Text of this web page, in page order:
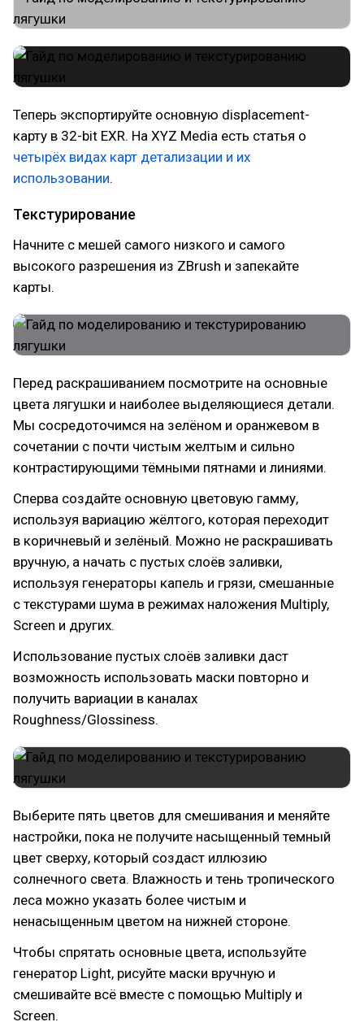
Теперь экспортируйте основную displacement-
карту в 32-bit EXR. На XYZ Media есть статья о
четырёх видах карт детализации и их
использовании.
Текстурирование
Начните с мешей самого низкого и самого
высокого разрешения из ZBrush и запекайте
карты.
Перед раскрашиванием посмотрите на основные
цвета лягушки и наиболее выделяющиеся детали.
Мы сосредоточимся на зелёном и оранжевом в
сочетании с почти чистым желтым и сильно
контрастирующими тёмными пятнами и линиями.
Сперва создайте основную цветовую гамму,
используя вариацию жёлтого, которая переходит
в коричневый и зелёный. Можно не раскрашивать
вручную, а начать с пустых слоёв заливки,
используя генераторы капель и грязи, смешанные
с текстурами шума в режимах наложения Multiply,
Screen и других.
Использование пустых слоёв заливки даст
возможность использовать маски повторно и
получить вариации в каналах
Roughness/Glossiness.
Выберите пять цветов для смешивания и меняйте
настройки, пока не получите насыщенный темный
цвет сверху, который создаст иллюзию
солнечного света. Влажность и тень тропического
леса можно указать более чистым и
ненасыщенным цветом на нижней стороне.
Чтобы спрятать основные цвета, используйте
генератор Light, рисуйте маски вручную и
смешивайте всё вместе с помощью Multiply и
Screen.